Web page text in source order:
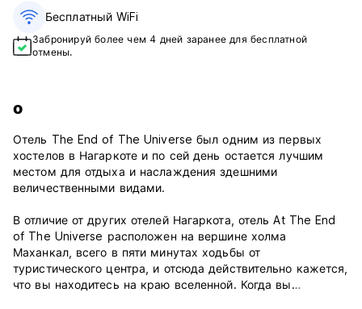
Бесплатный WiFi
Забронируй более чем 4 дней заранее для бесплатной
отмены.
о
Отель The End of The Universe был одним из первых
хостелов в Нагаркоте и по сей день остается лучшим
местом для отдыха и наслаждения здешними
величественными видами.
В отличие от других отелей Нагаркота, отель At The End
of The Universe расположен на вершине холма
Маханкал, всего в пяти минутах ходьбы от
туристического центра, и отсюда действительно кажется,
что вы находитесь на краю вселенной. Когда вы